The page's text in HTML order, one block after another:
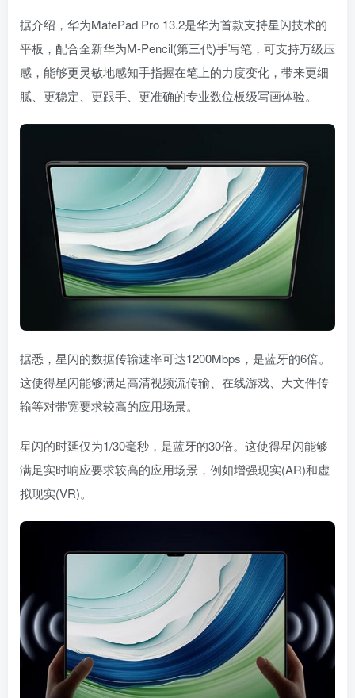
据介绍，华为MatePad Pro 13.2是华为首款支持星闪技术的
平板，配合全新华为M-Pencil(第三代)手写笔，可支持万级压
感，能够更灵敏地感知手指握在笔上的力度变化，带来更细
腻、更稳定、更跟手、更准确的专业数位板级写画体验。
据悉，星闪的数据传输速率可达1200Mbps，是蓝牙的6倍。
这使得星闪能够满足高清视频流传输、在线游戏、大文件传
输等对带宽要求较高的应用场景。
星闪的时延仅为1/30毫秒，是蓝牙的30倍。这使得星闪能够
满足实时响应要求较高的应用场景，例如增强现实(AR)和虚
拟现实(VR)。